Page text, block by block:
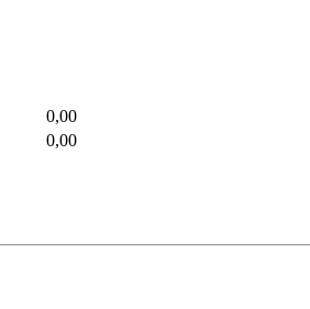
0,00
0,00